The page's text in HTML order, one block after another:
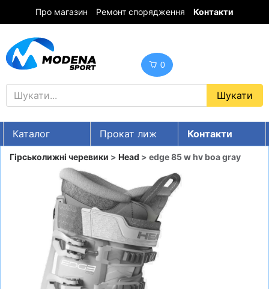
Про магазин Ремонт спорядження Контакти
0
Каталог Прокат лиж
Контакти
UA RU EN
Знижки
ГІРСЬКІ ЛИЖІ
СНОУБОРДИ
ВЗУТТЯ
СУМКИ
Гірськолижні черевики > Head > edge 85 w hv boa gray